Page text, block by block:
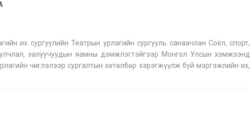
их сургуулийн Театрын урлагийн сургууль санаачлан Соёл, спорт,
залуучуудын яамны дэмжлэгтэйгээр Монгол Улсын хэмжээнд
чиглэлээр сургалтын хөтөлбөр хэрэгжүүлж буй мэргэжлийн их,